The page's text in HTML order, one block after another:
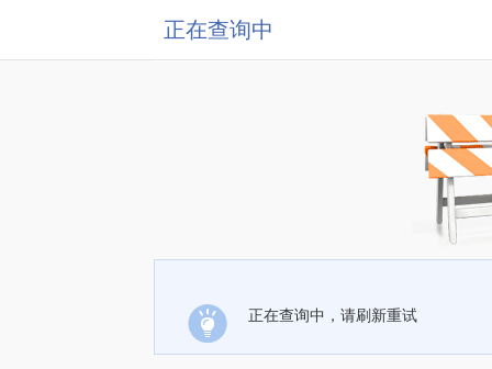
正在查询中
正在查询中，请刷新重试